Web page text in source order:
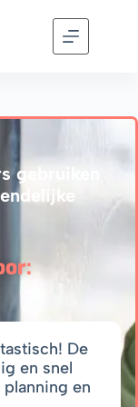
gebruiken
De
en snel
en